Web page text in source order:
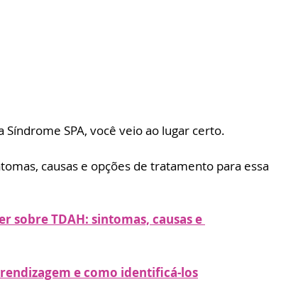
SPA, você veio ao lugar certo.
causas e opções de tratamento para essa
sobre TDAH: sintomas, causas e
e como identificá-los